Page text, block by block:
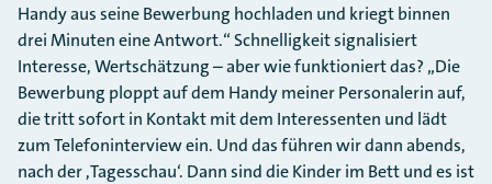
Handy aus seine Bewerbung hochladen und kriegt binnen
drei Minuten eine Antwort.“ Schnelligkeit signalisiert
Interesse, Wertschätzung – aber wie funktioniert das? „Die
Bewerbung ploppt auf dem Handy meiner Personalerin auf,
die tritt sofort in Kontakt mit dem Interessenten und lädt
zum Telefoninterview ein. Und das führen wir dann abends,
nach der ,Tagesschau‘. Dann sind die Kinder im Bett und es ist